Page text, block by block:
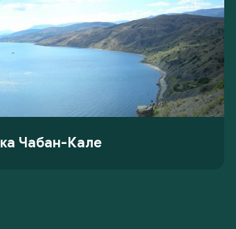
Чабан-Кале